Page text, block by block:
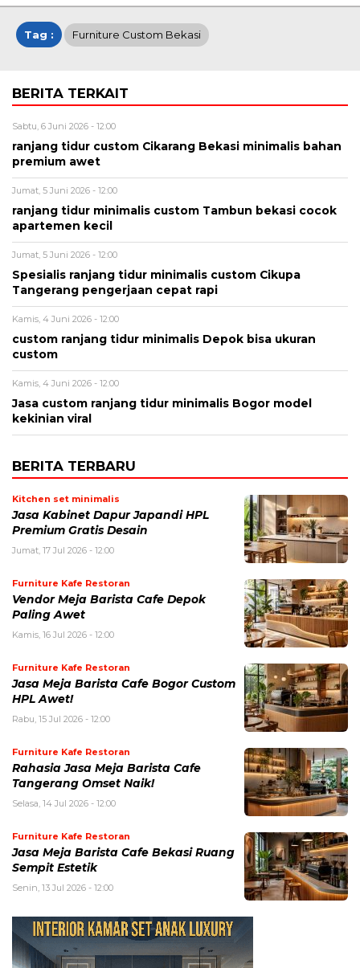
Tag : Furniture Custom Bekasi
BERITA TERKAIT
Sabtu, 6 Juni 2026 - 12:00
ranjang tidur custom Cikarang Bekasi minimalis bahan
premium awet
Jumat, 5 Juni 2026 - 12:00
ranjang tidur minimalis custom Tambun bekasi cocok
apartemen kecil
Jumat, 5 Juni 2026 - 12:00
Spesialis ranjang tidur minimalis custom Cikupa
Tangerang pengerjaan cepat rapi
Kamis, 4 Juni 2026 - 12:00
custom ranjang tidur minimalis Depok bisa ukuran
custom
Kamis, 4 Juni 2026 - 12:00
Jasa custom ranjang tidur minimalis Bogor model
kekinian viral
BERITA TERBARU
Kitchen set minimalis
Jasa Kabinet Dapur Japandi HPL
Premium Gratis Desain
Jumat, 17 Jul 2026 - 12:00
Furniture Kafe Restoran
Vendor Meja Barista Cafe Depok
Paling Awet
Kamis, 16 Jul 2026 - 12:00
Furniture Kafe Restoran
Jasa Meja Barista Cafe Bogor Custom
HPL Awet!
Rabu, 15 Jul 2026 - 12:00
Furniture Kafe Restoran
Rahasia Jasa Meja Barista Cafe
Tangerang Omset Naik!
Selasa, 14 Jul 2026 - 12:00
Furniture Kafe Restoran
Jasa Meja Barista Cafe Bekasi Ruang
Sempit Estetik
Senin, 13 Jul 2026 - 12:00